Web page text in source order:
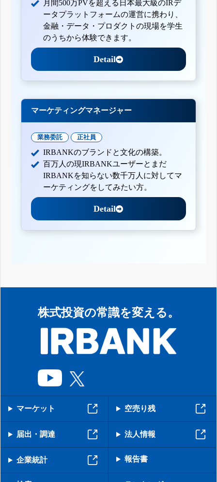
月間500万PVを超える日本最大級のIRデ
ータプラットフォームの運営に携わり、
金融・データ・プロダクトの現場を学生
のうちから体験できます。
Detail
マーケティングマネージャー
業務委託 正社員
IRBANKのブランドと文化の構築。
百万人の現IRBANKユーザーとまだ
IRBANKを知らない数千万人に対してマ
ーケティングをしてみたい方。
Detail
株式投資の常識を変える。
マーケット 空売り残
届出・調達 法人情報
企業統計 報告書